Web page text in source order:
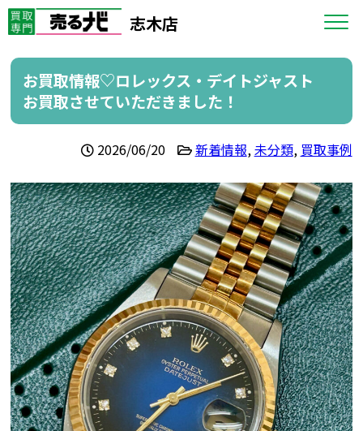
志木店
お買取情報♡ロレックス・デイトジャスト
お買取させていただきました！
2026/06/20 新着情報,未分類, 買取事例